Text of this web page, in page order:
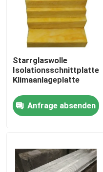
Produkte
Starrglaswolle
Isolationsschnittplatte
Klimaanlageplatte
Anfrage absenden